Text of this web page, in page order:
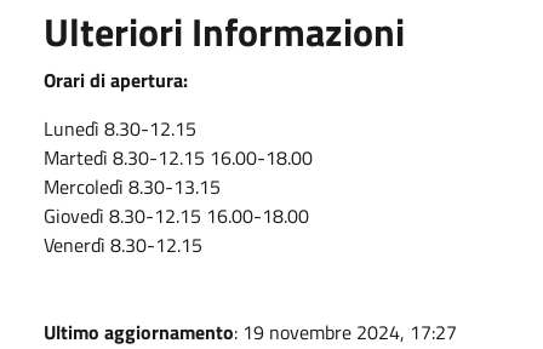
Ulteriori Informazioni
Orari di apertura:
Lunedì 8.30-12.15
Martedì 8.30-12.15 16.00-18.00
Mercoledì 8.30-13.15
Giovedì 8.30-12.15 16.00-18.00
Venerdì 8.30-12.15
Ultimo aggiornamento: 19 novembre 2024, 17:27